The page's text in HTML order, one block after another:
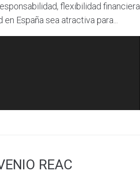
flexibilidad financiera
España sea atractiva para...
REAC